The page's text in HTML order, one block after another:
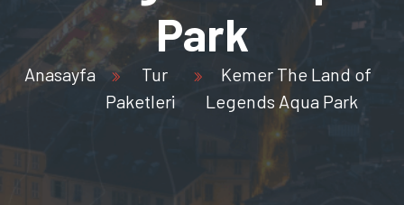
Park
Anasayfa
Tur
Paketleri
Kemer The Land of
Legends Aqua Park